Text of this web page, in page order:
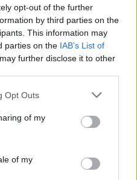
opt-out of the further
by third parties on the
This information may
parties on the IAB’s List of
further disclose it to other
Opt Outs
of my
of my
háború? Trump nem
Iránból
rendelet
új korszak? Interjú